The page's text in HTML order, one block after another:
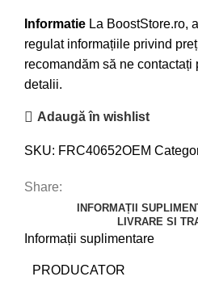
Informatie La BoostStore.ro,
regulat informațiile privind
recomandăm să ne
detalii.
Adaugă în wishlist
SKU: FRC40652OEM
Share:
INFORMAȚII
LIVRARE SI
Informații suplimentare
PRODUCATOR